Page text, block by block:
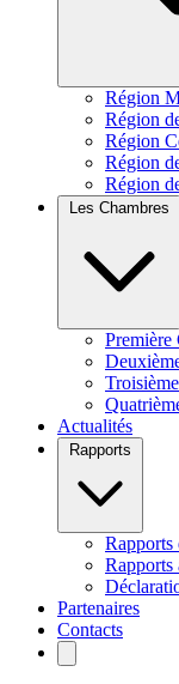
Région
Région
Région
Région
Région
Première
Actualités
Rapports
Rapports
Partenaires
Contacts